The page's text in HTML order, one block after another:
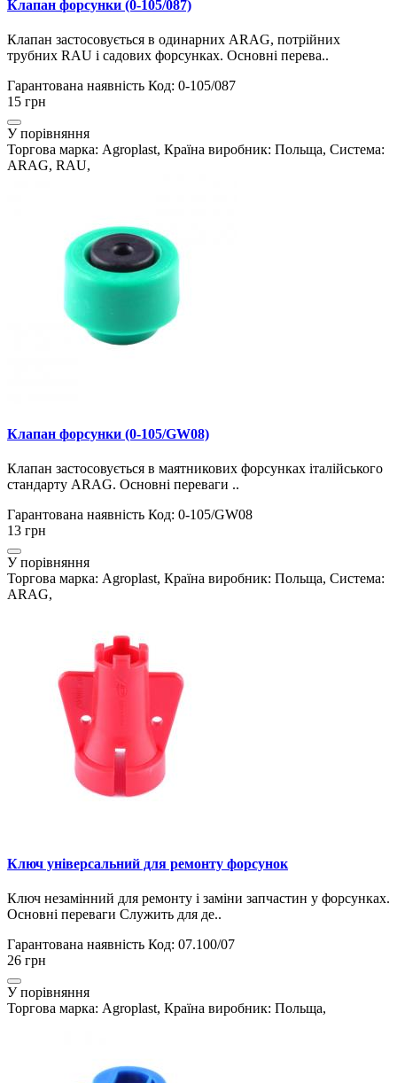
Клапан форсунки (0-105/087)
Клапан застосовується в одинарних ARAG, потрійних
трубних RAU і садових форсунках. Основні перева..
Гарантована наявність Код: 0-105/087
15 грн
У порівняння
Торгова марка: Agroplast, Країна виробник: Польща, Система:
ARAG, RAU,
Клапан форсунки (0-105/GW08)
Клапан застосовується в маятникових форсунках італійського
стандарту ARAG. Основні переваги ..
Гарантована наявність Код: 0-105/GW08
13 грн
У порівняння
Торгова марка: Agroplast, Країна виробник: Польща, Система:
ARAG,
Ключ універсальний для ремонту форсунок
Ключ незамінний для ремонту і заміни запчастин у форсунках.
Основні переваги Служить для де..
Гарантована наявність Код: 07.100/07
26 грн
У порівняння
Торгова марка: Agroplast, Країна виробник: Польща,